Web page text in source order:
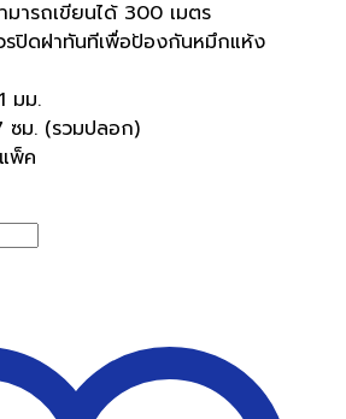
ารถเขียนได้ 300 เมตร
รปิดฝาทันทีเพื่อป้องกันหมึกแห้ง
มม.
ซม. (รวมปลอก)
พ็ค